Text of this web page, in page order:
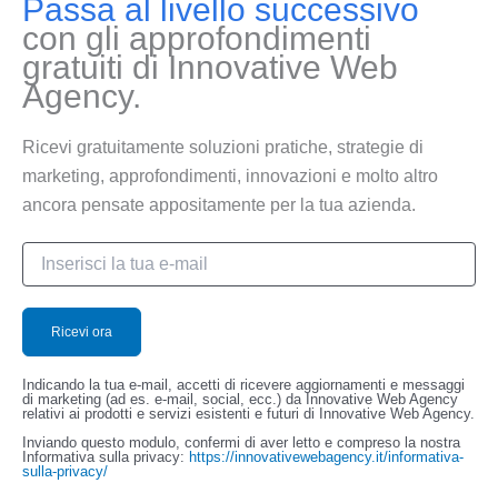
Passa al livello successivo
con gli approfondimenti
gratuiti di Innovative Web
Agency.
Ricevi gratuitamente soluzioni pratiche, strategie di
marketing, approfondimenti, innovazioni e molto altro
ancora pensate appositamente per la tua azienda.
Indicando la tua e-mail, accetti di ricevere aggiornamenti e messaggi
di marketing (ad es. e-mail, social, ecc.) da Innovative Web Agency
relativi ai prodotti e servizi esistenti e futuri di Innovative Web Agency.
Inviando questo modulo, confermi di aver letto e compreso la nostra
Informativa sulla privacy: https://innovativewebagency.it/informativa-
sulla-privacy/